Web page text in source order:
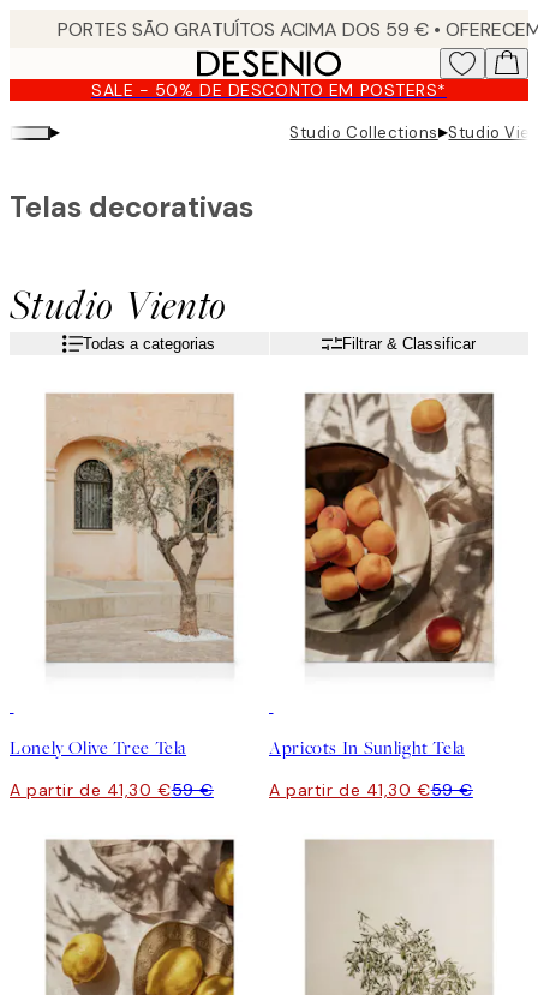
content. SALE - 50% DE DESCONTO EM POSTERS*
▸ Studio Collections▸Studio
Studio Viento
Telas decorativas
Todas a categorias Filtrar & Classificar
Lonely Olive Tree Tela
A partir de 41,30 €59 €
Apricots In Sunlight Tela
A partir de 41,30 €59 €